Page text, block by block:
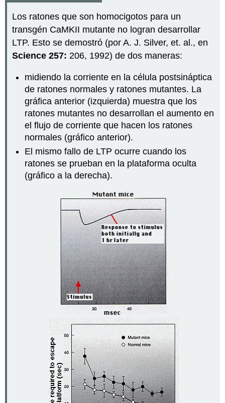
Los ratones que son homocigotos para un
transgén CaMKII mutante no logran desarrollar
LTP. Esto se demostró (por A. J. Silver, et. al., en
Science 257: 206, 1992) de dos maneras:
midiendo la corriente en la célula postsináptica
de ratones normales y ratones mutantes. La
gráfica anterior (izquierda) muestra que los
ratones mutantes no desarrollan el aumento en
el flujo de corriente que hacen los ratones
normales (gráfico anterior).
El mismo fallo de LTP ocurre cuando los
ratones se prueban en la plataforma oculta
(gráfico a la derecha).